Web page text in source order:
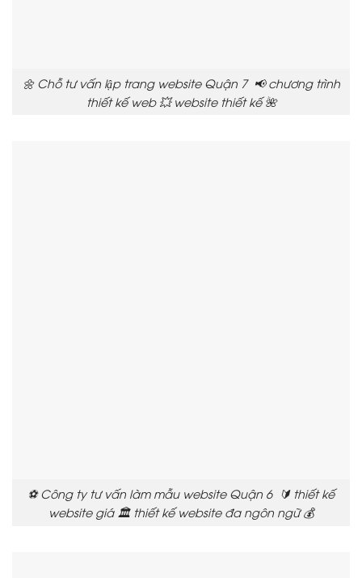
🌼 Chỗ tư vấn lập trang website Quận 7 📢 chương trình
thiết kế web 💥 website thiết kế 🌺
⚽ Công ty tư vấn làm mẫu website Quận 6 🔰 thiết kế
website giá 🏛️ thiết kế website đa ngôn ngữ 💰